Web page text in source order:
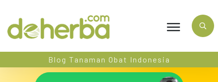
Blog Tanaman Obat Indonesia